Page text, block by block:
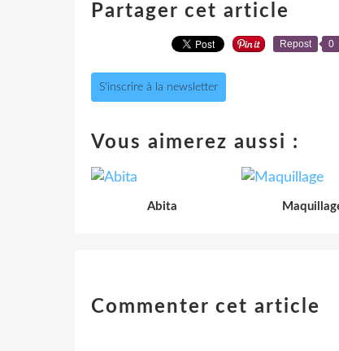
Partager cet article
Repost 0
S'inscrire à la newsletter
Vous aimerez aussi :
Abita
Commenter cet article